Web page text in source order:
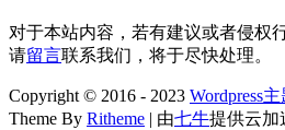
对于本站内容，若有建议或者侵权
请留言联系我们，将于尽快处理。
Copyright © 2016 - 2023 Wordpress主
Theme By Ritheme | 由七牛提供云加